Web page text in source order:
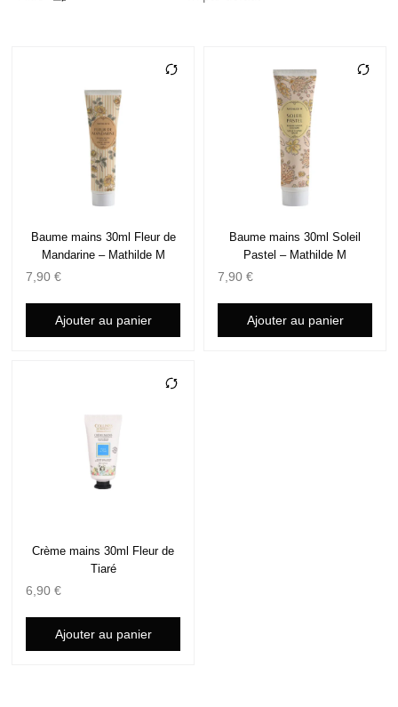
Baume mains 30ml Fleur de
Mandarine – Mathilde M
7,90 €
Ajouter au panier
Baume mains 30ml Soleil
Pastel – Mathilde M
7,90 €
Ajouter au panier
Crème mains 30ml Fleur de
Tiaré
6,90 €
Ajouter au panier